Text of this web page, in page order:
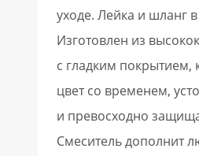
уходе. Лейка и шланг
Изготовлен из
с гладким покрытием,
цвет со временем,
и превосходно
Смеситель дополнит